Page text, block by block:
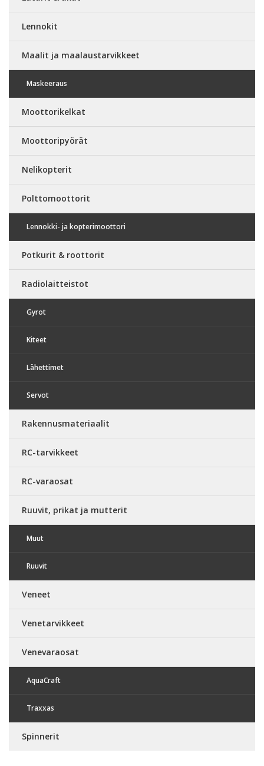
Lennokit
Maalit ja maalaustarvikkeet
Maskeeraus
Moottorikelkat
Moottoripyörät
Nelikopterit
Polttomoottorit
Lennokki- ja kopterimoottori
Potkurit & roottorit
Radiolaitteistot
Gyrot
Kiteet
Lähettimet
Servot
Rakennusmateriaalit
RC-tarvikkeet
RC-varaosat
Ruuvit, prikat ja mutterit
Muut
Ruuvit
Veneet
Venetarvikkeet
Venevaraosat
AquaCraft
Traxxas
Spinnerit